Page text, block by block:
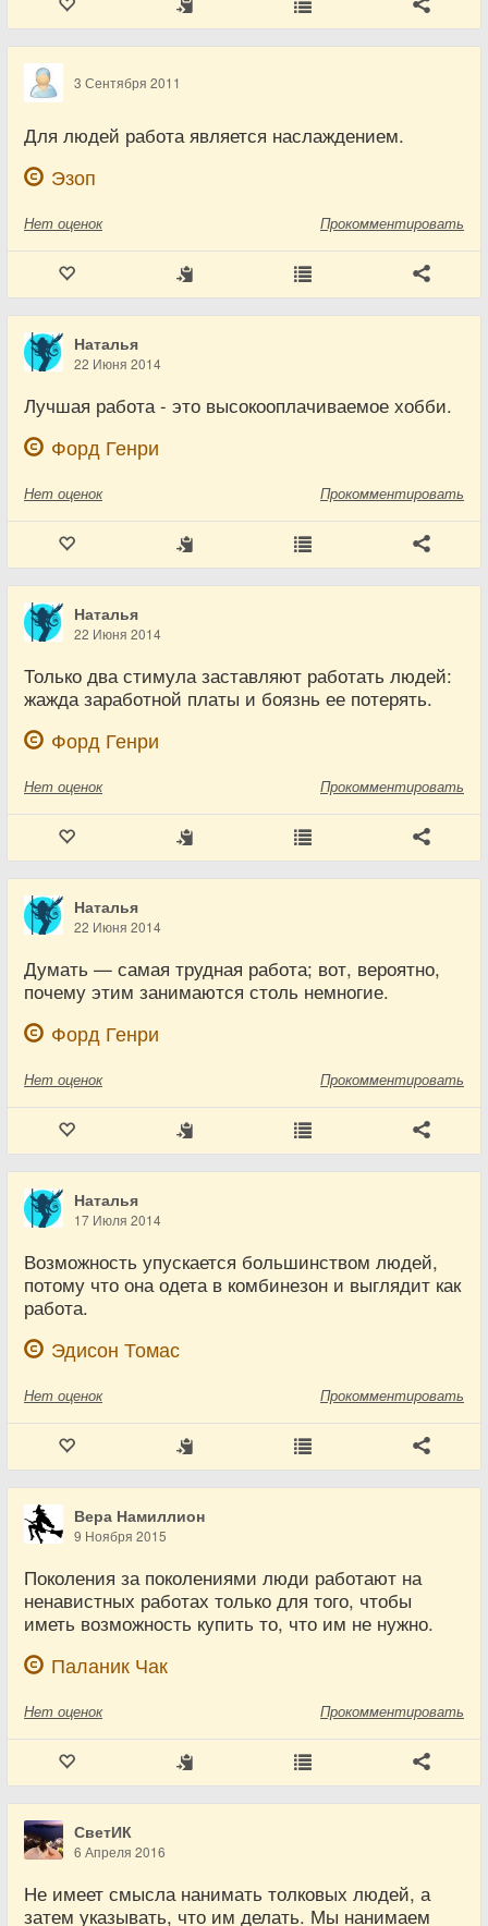
3 Сентября 2011
Для людей работа является наслаждением.
Эзоп
Нет оценок Прокомментировать
Наталья
22 Июня 2014
Лучшая работа - это высокооплачиваемое хобби.
Форд Генри
Нет оценок Прокомментировать
Наталья
22 Июня 2014
Только два стимула заставляют работать людей:
жажда заработной платы и боязнь ее потерять.
Форд Генри
Нет оценок Прокомментировать
Наталья
22 Июня 2014
Думать — самая трудная работа; вот, вероятно,
почему этим занимаются столь немногие.
Форд Генри
Нет оценок Прокомментировать
Наталья
17 Июля 2014
Возможность упускается большинством людей,
потому что она одета в комбинезон и выглядит как
работа.
Эдисон Томас
Нет оценок Прокомментировать
Вера Намиллион
9 Ноября 2015
Поколения за поколениями люди работают на
ненавистных работах только для того, чтобы
иметь возможность купить то, что им не нужно.
Паланик Чак
Нет оценок Прокомментировать
СветИК
6 Апреля 2016
Не имеет смысла нанимать толковых людей, а
затем указывать, что им делать. Мы нанимаем